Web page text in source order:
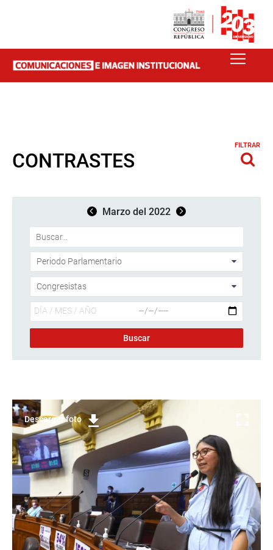
CONTRASTES
FILTRAR
Marzo del 2022
Descargar foto